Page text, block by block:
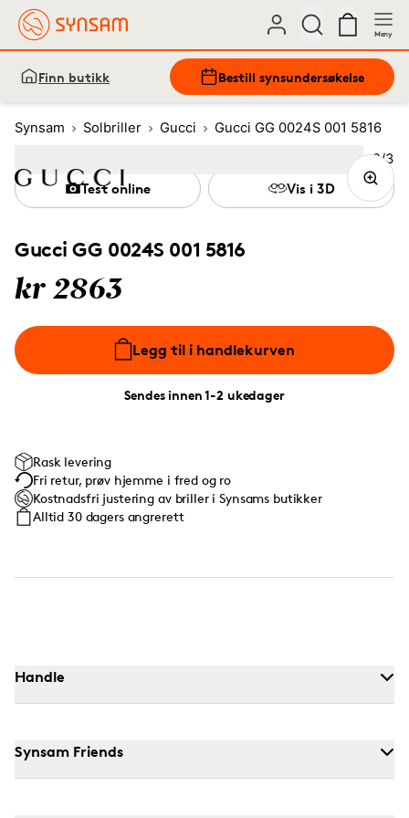
Meny
Finn butikk Bestill synsundersøkelse
Synsam Solbriller Gucci Gucci GG 0024S 001 5816
Gucci GG 0024S 001 5816
kr 2863
Legg til i handlekurven
Sendes innen 1-2 ukedager
Test online Vis i 3D
Rask levering
Fri retur, prøv hjemme i fred og ro
Kostnadsfri justering av briller i Synsams butikker
Alltid 30 dagers angrerett
Bilde
2/3
Image 1 3
Handle
Synsam Friends